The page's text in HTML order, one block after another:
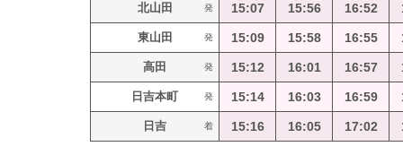
北山田 発 15:07 15:56 16:52
東山田 発 15:09 15:58 16:55
高田 発 15:12 16:01 16:57
日吉本町 発 15:14 16:03 16:59
日吉 着 15:16 16:05 17:02